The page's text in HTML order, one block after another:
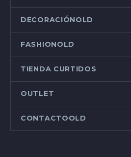
DECORACIÓNOLD
FASHIONOLD
TIENDA CURTIDOS
OUTLET
CONTACTOOLD